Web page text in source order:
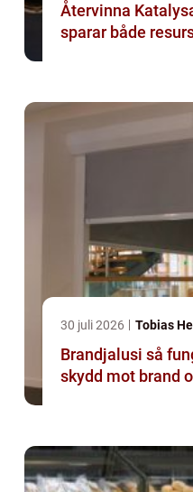
Återvinna Katalysator
sparar både
30 juli 2026 Tobias
Brandjalusi så fungerar ett robust
skydd mot brand